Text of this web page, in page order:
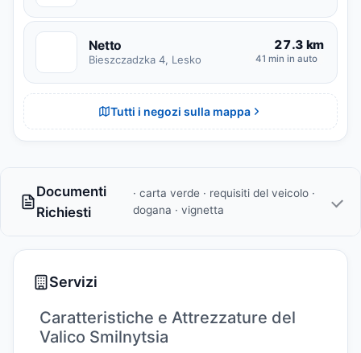
Netto
Bieszczadzka 4, Lesko
27.3 km
41 min in auto
Tutti i negozi sulla mappa
Documenti
Richiesti
· carta verde · requisiti del veicolo ·
dogana · vignetta
Servizi
Caratteristiche e Attrezzature del
Valico Smilnytsia